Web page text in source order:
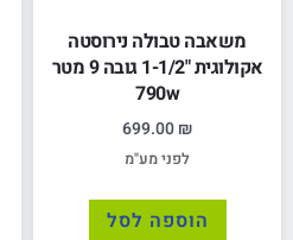
משאבה טבולה נירוסטה
אקולוגית "1-1/2 גובה 9 מטר
790w
699.00₪
לפני מע"מ
הוספה לסל